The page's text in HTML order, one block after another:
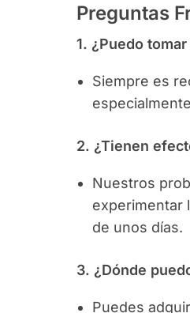
Preguntas
1. ¿Puedo
Siempre es
2. ¿Tienen
Nuestros
experimentar
de unos días.
3. ¿Dónde
Puedes